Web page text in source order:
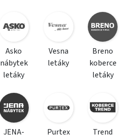
Asko
nábytek
letáky
Vesna
letáky
Breno
koberce
letáky
JENA-
Purtex
Trend